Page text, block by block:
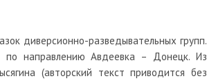
диверсионно-разведывательных групп.
по направлению Авдеевка – Донецк. Из
(авторский текст приводится без